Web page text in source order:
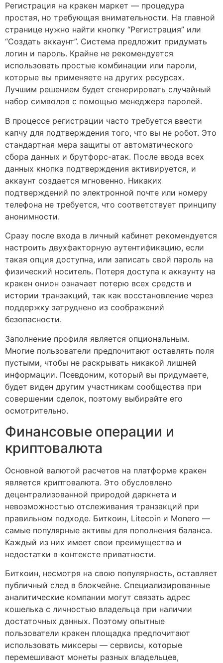
Регистрация на кракен маркет — процедура
простая, но требующая внимательности. На главной
странице нужно найти кнопку “Регистрация” или
“Создать аккаунт”. Система предложит придумать
логин и пароль. Крайне не рекомендуется
использовать простые комбинации или пароли,
которые вы применяете на других ресурсах.
Лучшим решением будет сгенерировать случайный
набор символов с помощью менеджера паролей.
В процессе регистрации часто требуется ввести
капчу для подтверждения того, что вы не робот. Это
стандартная мера защиты от автоматического
сбора данных и брутфорс-атак. После ввода всех
данных кнопка подтверждения активируется, и
аккаунт создается мгновенно. Никаких
подтверждений по электронной почте или номеру
телефона не требуется, что соответствует принципу
анонимности.
Сразу после входа в личный кабинет рекомендуется
настроить двухфакторную аутентификацию, если
такая опция доступна, или записать свой пароль на
физический носитель. Потеря доступа к аккаунту на
кракен онион означает потерю всех средств и
истории транзакций, так как восстановление через
поддержку затруднено из соображений
безопасности.
Заполнение профиля является опциональным.
Многие пользователи предпочитают оставлять поля
пустыми, чтобы не раскрывать никакой лишней
информации. Псевдоним, который вы придумаете,
будет виден другим участникам сообщества при
совершении сделок, поэтому выбирайте его
осмотрительно.
Финансовые операции и
криптовалюта
Основной валютой расчетов на платформе кракен
является криптовалюта. Это обусловлено
децентрализованной природой даркнета и
невозможностью отслеживания транзакций при
правильном подходе. Биткоин, Litecoin и Monero —
самые популярные активы для пополнения баланса.
Каждый из них имеет свои преимущества и
недостатки в контексте приватности.
Биткоин, несмотря на свою популярность, оставляет
публичный след в блокчейне. Специализированные
аналитические компании могут связать адрес
кошелька с личностью владельца при наличии
достаточных данных. Поэтому опытные
пользователи кракен площадка предпочитают
использовать миксеры — сервисы, которые
перемешивают монеты разных владельцев,